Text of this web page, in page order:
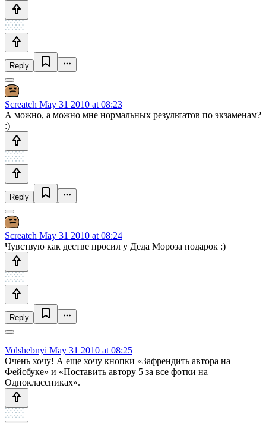
Reply
Screatch May 31 2010 at 08:23
А можно, а можно мне нормальных результатов по экзаменам?
:)
Reply
Screatch May 31 2010 at 08:24
Чувствую как дестве просил у Деда Мороза подарок :)
Reply
Volshebnyi May 31 2010 at 08:25
Очень хочу! А еще хочу кнопки «Зафрендить автора на
Фейсбуке» и «Поставить автору 5 за все фотки на
Одноклассниках».